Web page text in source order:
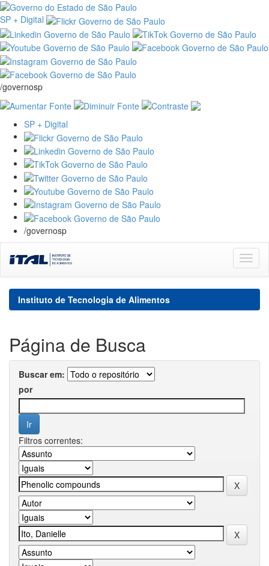
SP + Digital
/governosp
SP + Digital
/governosp
navigation
Instituto de Tecnologia de Alimentos
Página de Busca
Buscar em:
por
Filtros correntes: